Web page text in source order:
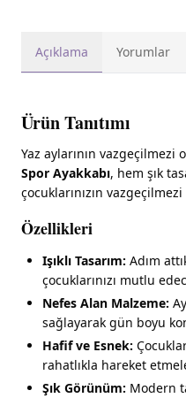
Açıklama Yorumlar
Ürün Tanıtımı
Yaz aylarının vazgeçilmezi
Spor Ayakkabı, hem şık
çocuklarınızın
Özellikleri
Işıklı Tasarım: Adım
çocuklarınızı mutlu
Nefes Alan Malzeme:
sağlayarak gün boyu
Hafif ve Esnek:
rahatlıkla hareket
Şık Görünüm: Modern